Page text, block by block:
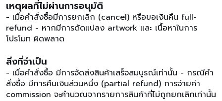
ของใช้ส่วนตัว 0.70%อาหารและอุปกรณ์สัตว์เลี้ยง
0.70%สินค้าแม่และเด็กและผู้ใหญ่ 0.70%ขนมและของหวาน
0.70%น้ำ เครื่องดื่ม และผงชงดื่ม 0.70%อาหารสดและเบเกอรี่
0.70%ของแห้งและเครื่องปรุง 0.70%ไข่ นม และผลิตภัณฑ์
อิเล็กทรอนิกส์0.70%เงื่อนไขการอนุมัติ: - เมื่อคำสั่งซื้อ มีการ
จัดส่งสินค้าเสร็จสมบูรณ์เท่านั้น- กรณีคำสั่งซื้อ มีการคืนเงิน
ส่วนหนึ่ง partial refund การจ่ายค่า commission จะ
คำนวณจากรายการสินค้าที่ไม่ถูกยกเลิกเท่านั้นเงื่อนไขการ
เหตุผลที่ไม่ผ่านการอนุมัติ
- เมื่อคำสั่งซื้อมีการยกเลิก (cancel) หรือขอเงินคืน full-
refund - หากมีการดัดแปลง artwork และ เนื้อหาในการ
โปรโมท ผิดพลาด
สิ่งที่จำเป็น
- เมื่อคำสั่งซื้อ มีการจัดส่งสินค้าเสร็จสมบูรณ์เท่านั้น - กรณีคำ
สั่งซื้อ มีการคืนเงินส่วนหนึ่ง (partial refund) การจ่ายค่า
commission จะคำนวณจากรายการสินค้าที่ไม่ถูกยกเลิกเท่านั้น